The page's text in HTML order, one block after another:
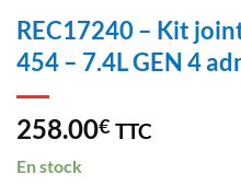
REC17240 – Kit
454 – 7.4L GEN 4
258.00€ TTC
En stock